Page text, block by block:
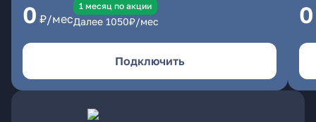
0 ₽/мес
1 месяц по акции
Далее 1050₽/мес
Подключить
0